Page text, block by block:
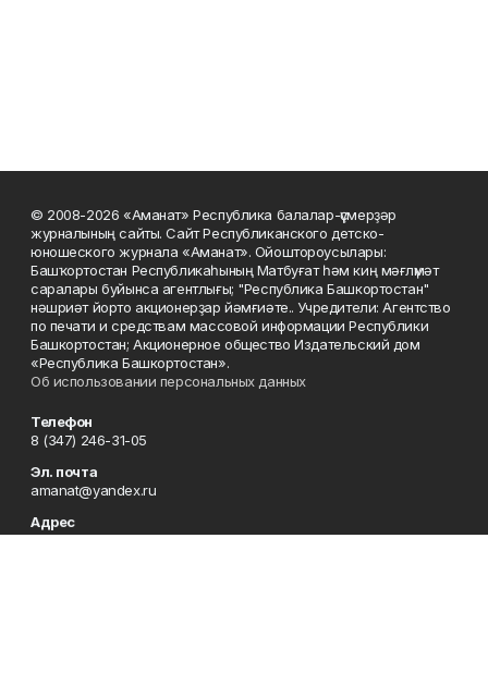
© 2008-2026 «Аманат» Республика балалар-үҫмерҙәр
журналының сайты. Сайт Республиканского детско-
юношеского журнала «Аманат». Ойоштороусылары:
Башҡортостан Республикаһының Матбуғат һәм киң мәғлүмәт
саралары буйынса агентлығы; "Республика Башкортостан"
нәшриәт йорто акционерҙар йәмғиәте.. Учредители: Агентство
по печати и средствам массовой информации Республики
Башкортостан; Акционерное общество Издательский дом
«Республика Башкортостан».
Об использовании персональных данных
Телефон
8 (347) 246-31-05
Эл. почта
amanat@yandex.ru
Адрес
450079, Республика Башкортостан, г. Уфа, ул. 50-летия